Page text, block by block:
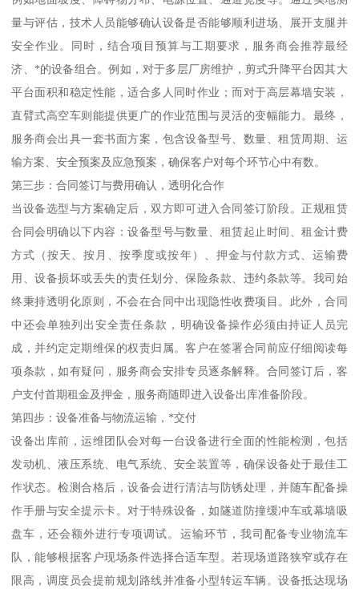
量与评估，技术人员能够确认设备是否能够顺利进场、展开支腿并
安全作业。同时，结合项目预算与工期要求，服务商会推荐最经
济、*的设备组合。例如，对于多层厂房维护，剪式升降平台因其大
平台面积和稳定性能，适合多人同时作业；而对于高层幕墙安装，
直臂式高空车则能提供更广的作业范围与灵活的变幅能力。最终，
服务商会出具一套书面方案，包含设备型号、数量、租赁周期、运
输方案、安全预案及应急预案，确保客户对每个环节心中有数。
第三步：合同签订与费用确认，透明化合作
当设备选型与方案确定后，双方即可进入合同签订阶段。正规租赁
合同会明确以下内容：设备型号与数量、租赁起止时间、租金计费
方式（按天、按月、按季度或按年）、押金与付款方式、运输费
用、设备损坏或丢失的责任划分、保险条款、违约条款等。我司始
终秉持透明化原则，不会在合同中出现隐性收费项目。此外，合同
中还会单独列出安全责任条款，明确设备操作必须由持证人员完
成，并约定定期维保的权责归属。客户在签署合同前应仔细阅读每
项条款，如有疑问，服务商会安排专员逐条解释。合同签订后，客
户支付首期租金及押金，服务商随即进入设备出库准备阶段。
第四步：设备准备与物流运输，*交付
设备出库前，运维团队会对每一台设备进行全面的性能检测，包括
发动机、液压系统、电气系统、安全装置等，确保设备处于最佳工
作状态。检测合格后，设备会进行清洁与防锈处理，并随车配备操
作手册与安全提示卡。对于特殊设备，如隧道防撞缓冲车或幕墙吸
盘车，还会额外进行专项调试。运输环节，我司配备专业物流车
队，能够根据客户现场条件选择合适车型。若现场道路狭窄或存在
限高，调度员会提前规划路线并准备小型转运车辆。设备抵达现场